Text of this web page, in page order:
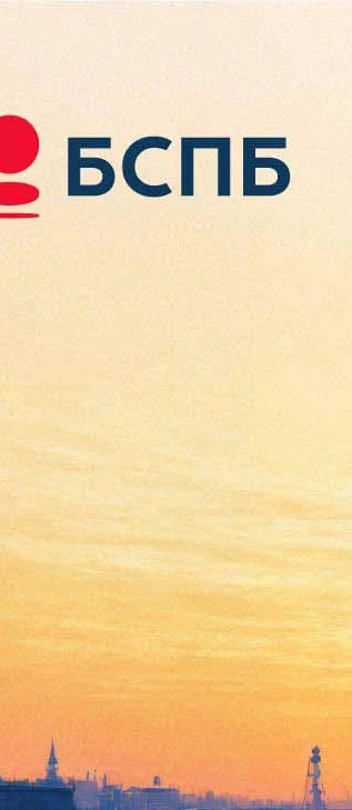
Мариам Петросян готовит новую
изначальном варианте «Дома…», но
фанатов, сообщила Петросян 19 июля